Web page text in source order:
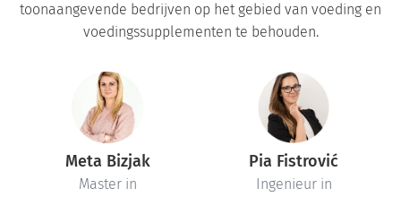
toonaangevende bedrijven op het gebied van voeding en
voedingssupplementen te behouden.
Meta Bizjak
Master in
Pia Fistrović
Ingenieur in